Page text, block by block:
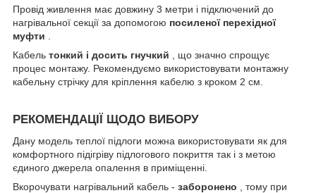
Провід живлення має довжину 3 метри і підключений до
нагрівальної секції за допомогою посиленої перехідної
муфти
Кабель тонкий і досить гнучкий
, що значно спрощує
процес монтажу. Рекомендуємо використовувати монтажну
кабельну стрічку для кріплення кабелю з кроком 2 см.
РЕКОМЕНДАЦІЇ ЩОДО ВИБОРУ
Дану модель теплої підлоги можна використовувати як для
комфортного підігріву підлогового покриття так і з метою
єдиного джерела опалення в приміщенні.
Вкорочувати нагрівальний кабель - заборонено
, тому при